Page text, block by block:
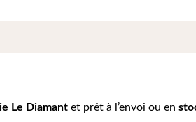
Le Diamant et prêt à l’envoi ou en